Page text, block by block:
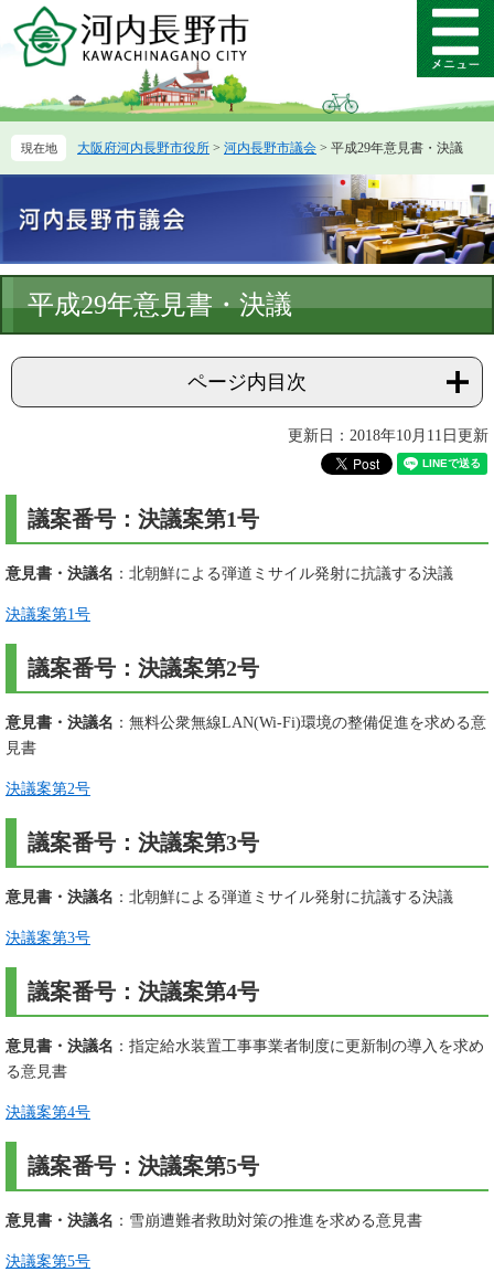
ー
先
す。
ニ
を
し
へ
メ
ニ
ー
大阪府河内長野市役所 > 河内長野市議会 > 平成29年意見書・決議
文
平成29年意見書・決議
ページ内目次
更新日：2018年10月11日更新
議案番号：決議案第1号
意見書・決議名 ：北朝鮮による弾道ミサイル発射に抗議する決議
決議案第1号
議案番号：決議案第2号
意見書・決議名 ：無料公衆無線LAN(Wi-Fi)環境の整備促進を求める意
見書
決議案第2号
議案番号：決議案第3号
意見書・決議名 ：北朝鮮による弾道ミサイル発射に抗議する決議
決議案第3号
議案番号：決議案第4号
意見書・決議名 ：指定給水装置工事事業者制度に更新制の導入を求め
る意見書
決議案第4号
議案番号：決議案第5号
意見書・決議名 ：雪崩遭難者救助対策の推進を求める意見書
決議案第5号